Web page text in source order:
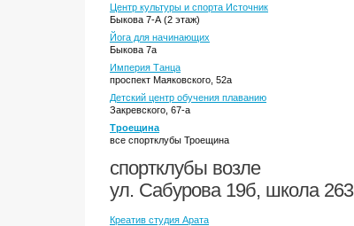
Центр культуры и спорта Источник
Быкова 7-А (2 этаж)
Йога для начинающих
Быкова 7а
Империя Танца
проспект Маяковского, 52а
Детский центр обучения плаванию
Закревского, 67-а
Троещина
все спортклубы Троещина
спортклубы возле
ул. Сабурова 19б, школа 263
Креатив студия Арата